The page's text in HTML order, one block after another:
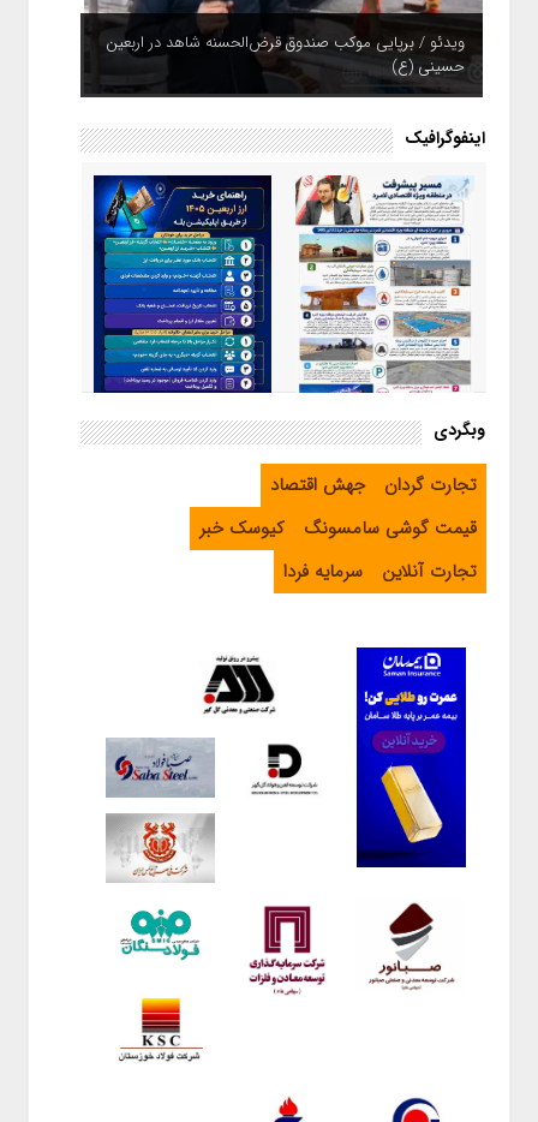
ویدئو / برپایی موکب صندوق قرض‌الحسنه شاهد در اربعین
حسینی (ع)
اینفوگرافیک
اینفوگرافیک / مسیر پیشرفت در
منطقه ویژه اقتصادی لامرد
اینفوگرافیک / راهنمای خرید ارز
اربعین از طریق اپلیکیشن بله
وبگردی
تجارت گردان
جهش اقتصاد
قیمت گوشی سامسونگ
کیوسک خبر
تجارت آنلاین
سرمایه فردا